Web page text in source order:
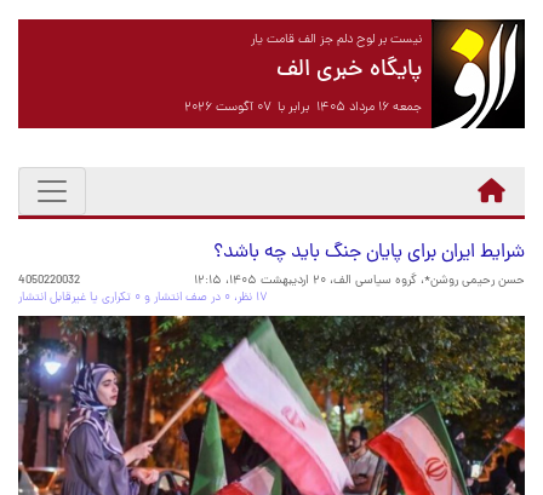
نیست بر لوح دلم جز الف قامت یار
پایگاه خبری الف
جمعه ۱۶ مرداد ۱۴۰۵ برابر با ۰۷ آگوست ۲۰۲۶
شرایط ایران برای پایان جنگ باید چه باشد؟
حسن رحیمی روشن*، گروه سیاسی الف، ۲۰ اردیبهشت ۱۴۰۵، ۱۲:۱۵
4050220032
۱۷ نظر، ۰ در صف انتشار و ۰ تکراری یا غیرقابل انتشار